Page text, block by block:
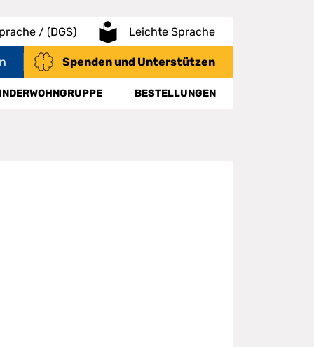
/ (DGS) Leichte Sprache
Spenden und Unterstützen
BESTELLUNGEN